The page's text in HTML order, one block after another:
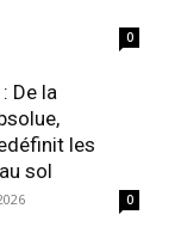
0
De la
les
sol
0